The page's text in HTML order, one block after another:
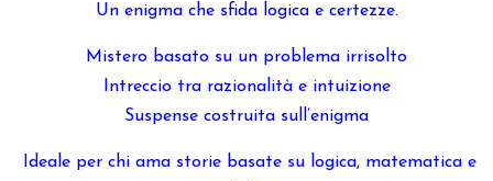
Un enigma che sfida logica e certezze.
Mistero basato su un problema irrisolto
Intreccio tra razionalità e intuizione
Suspense costruita sull’enigma
Ideale per chi ama storie basate su logica, matematica e